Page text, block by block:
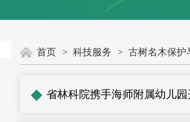
首页 > 科技服务 > 古树名木保护
◆ 省林科院携手海师附属幼儿